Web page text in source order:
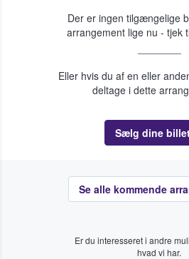
Der er ingen tilgængelige
arrangement lige nu - tjek
Eller hvis du af en eller
deltage i dette
Sælg dine
Se alle kommende
Er du interesseret i andre
hvad vi har.